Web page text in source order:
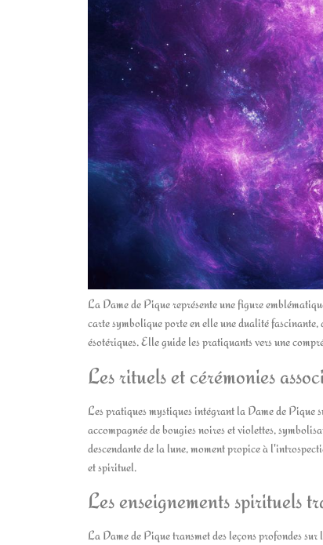
La Dame de Pique représente une figure
carte symbolique porte en elle une dualité
ésotériques. Elle guide les pratiquants vers une
Les rituels et cérémonies
Les pratiques mystiques intégrant la Dame de Pique
accompagnée de bougies noires et violettes,
descendante de la lune, moment propice à
et spirituel.
Les enseignements spirituels
La Dame de Pique transmet des leçons profondes